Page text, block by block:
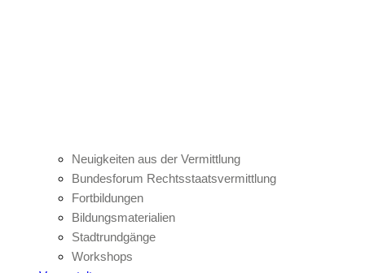
Neuigkeiten aus der Vermittlung
Bundesforum Rechtsstaatsvermittlung
Fortbildungen
Bildungsmaterialien
Stadtrundgänge
Workshops